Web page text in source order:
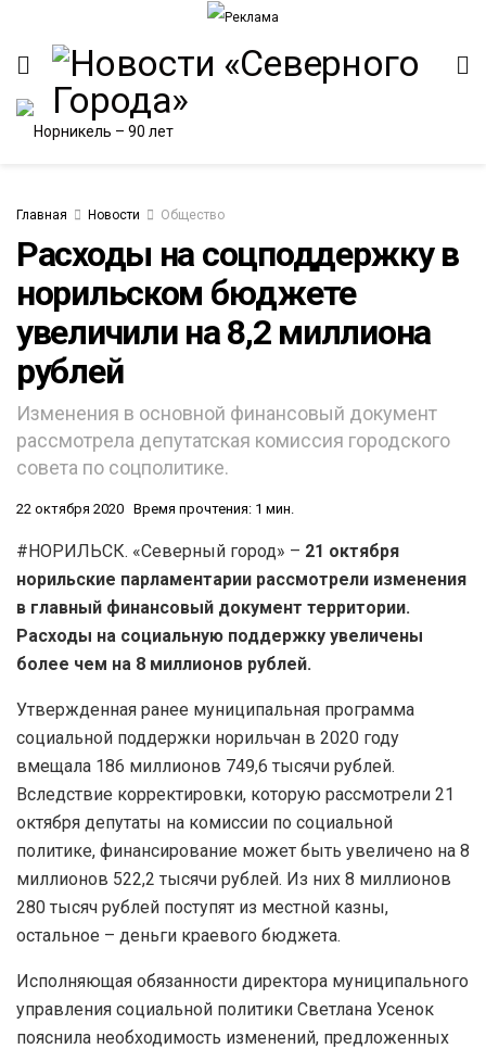
Главная Новости Общество
Расходы на соцподдержку в
норильском бюджете
увеличили на 8,2 миллиона
рублей
Изменения в основной финансовый документ
рассмотрела депутатская комиссия городского
совета по соцполитике.
22 октября 2020 Время прочтения: 1 мин.
#НОРИЛЬСК. «Северный город» – 21 октября
норильские парламентарии рассмотрели изменения
в главный финансовый документ территории.
Расходы на социальную поддержку увеличены
более чем на 8 миллионов рублей.
Утвержденная ранее муниципальная программа
социальной поддержки норильчан в 2020 году
вмещала 186 миллионов 749,6 тысячи рублей.
Вследствие корректировки, которую рассмотрели 21
октября депутаты на комиссии по социальной
политике, финансирование может быть увеличено на 8
миллионов 522,2 тысячи рублей. Из них 8 миллионов
280 тысяч рублей поступят из местной казны,
остальное – деньги краевого бюджета.
Исполняющая обязанности директора муниципального
управления социальной политики Светлана Усенок
пояснила необходимость изменений, предложенных